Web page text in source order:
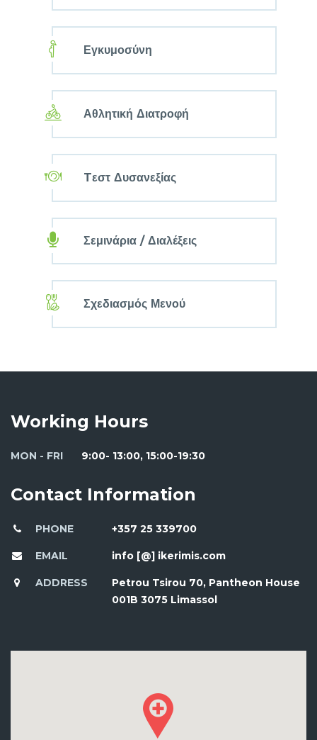
Εγκυμοσύνη
Αθλητική Διατροφή
Tεστ Δυσανεξίας
Σεμινάρια / Διαλέξεις
Σχεδιασμός Μενού
Working Hours
MON - FRI 9:00- 13:00, 15:00-19:30
Contact Information
PHONE +357 25 339700
EMAIL info [@] ikerimis.com
ADDRESS
Petrou Tsirou 70, Pantheon House
001B 3075 Limassol